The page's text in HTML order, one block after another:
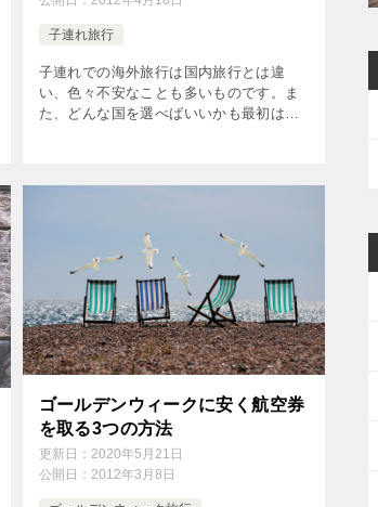
子連れ旅行
子連れでの海外旅行は国内旅行とは違
い、色々不安なことも多いものです。ま
た、どんな国を選べばいいかも最初は迷
ゴールデンウィークに安く航空券
を取る3つの方法
更新日： 2020年5月21日
公開日： 2012年3月8日